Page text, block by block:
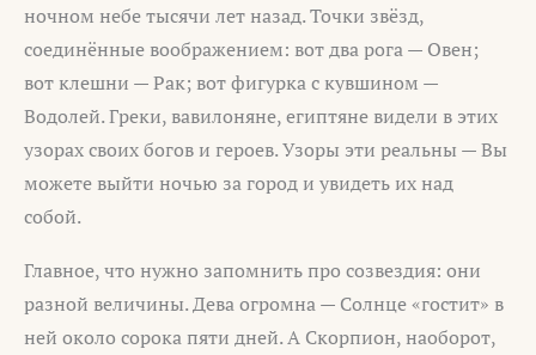
ночном небе тысячи лет назад. Точки звёзд,
соединённые воображением: вот два рога — Овен;
вот клешни — Рак; вот фигурка с кувшином —
Водолей. Греки, вавилоняне, египтяне видели в этих
узорах своих богов и героев. Узоры эти реальны — Вы
можете выйти ночью за город и увидеть их над
собой.
Главное, что нужно запомнить про созвездия: они
разной величины. Дева огромна — Солнце «гостит» в
ней около сорока пяти дней. А Скорпион, наоборот,